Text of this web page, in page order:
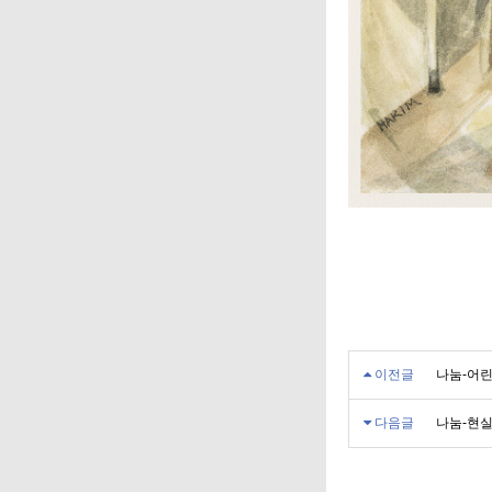
이전글 나눔-어
다음글 나눔-현